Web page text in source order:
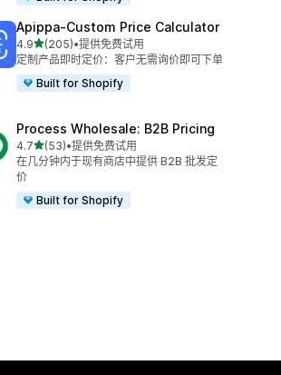
Apippa‑Custom Price Calculator
4.9星（满分 5 星）
(205)
总共 205 条评论
•提供免费试用
定制产品即时定价：客户无需询价即可下单
Built for Shopify
Process Wholesale: B2B Pricing
4.7星（满分 5 星）
(53)
总共 53 条评论
•提供免费试用
在几分钟内于现有商店中提供 B2B 批发定
价
Built for Shopify